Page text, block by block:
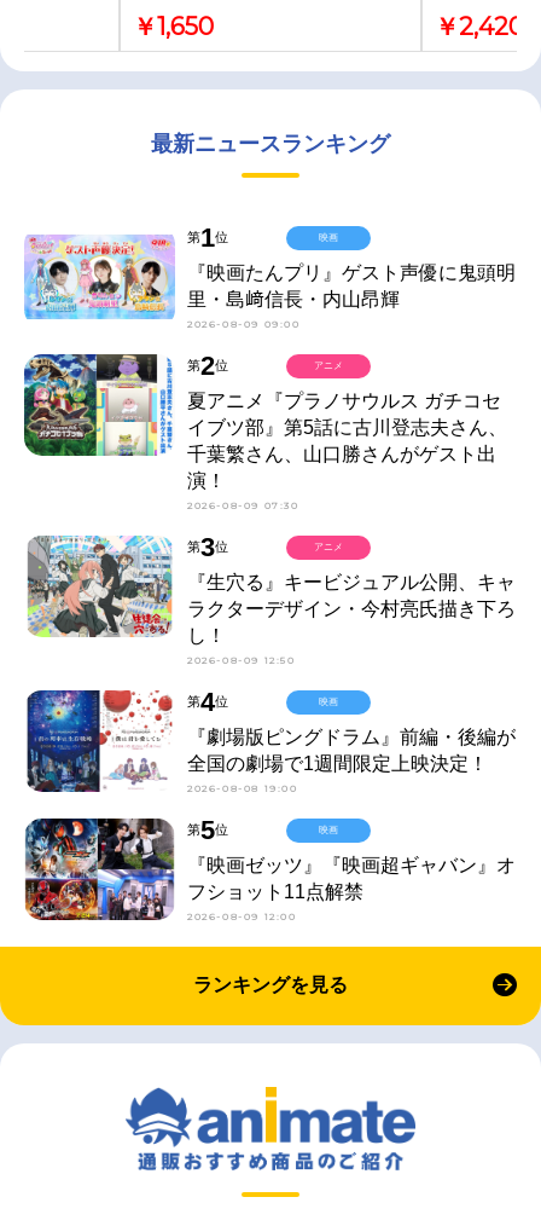
￥1,650 ￥2,420
最新ニュースランキング
第1位
『映画たんプリ』ゲスト声優に鬼頭明
里・島﨑信長・内山昂輝
2026-08-09 09:00
映画
第2位
夏アニメ『プラノサウルス ガチコセ
イブツ部』第5話に古川登志夫さん、
千葉繁さん、山口勝さんがゲスト出
演！
2026-08-09 07:30
アニメ
第3位
『生穴る』キービジュアル公開、キャ
ラクターデザイン・今村亮氏描き下ろ
し！
2026-08-09 12:50
アニメ
第4位
『劇場版ピングドラム』前編・後編が
全国の劇場で1週間限定上映決定！
2026-08-08 19:00
映画
第5位
『映画ゼッツ』『映画超ギャバン』オ
フショット11点解禁
2026-08-09 12:00
映画
ランキングを見る